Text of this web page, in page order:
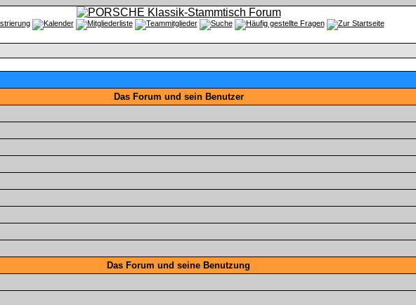
Das Forum und sein Benutzer
Das Forum und seine Benutzung